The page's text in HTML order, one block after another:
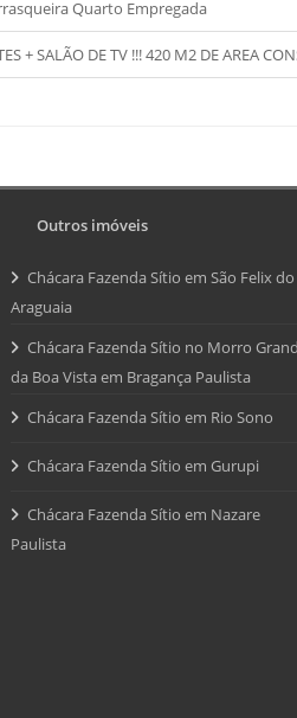
Quarto Empregada
+ SALÃO DE TV !!! 420 M2 DE AREA
Outros imóveis
Chácara Fazenda Sítio em São Felix do
Araguaia
Chácara Fazenda Sítio no Morro
da Boa Vista em Bragança Paulista
Chácara Fazenda Sítio em Rio Sono
Chácara Fazenda Sítio em Gurupi
Chácara Fazenda Sítio em Nazare
Paulista